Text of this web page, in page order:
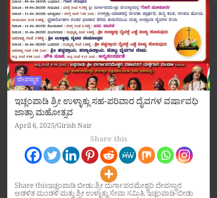
ದೇವಸ್ಥಾನ
ಇಚ್ಲಂಪಾಡಿ ಶ್ರೀ ಉಳ್ಳಾಕ್ಲು ಸಹ-ಪರಿವಾರ ದೈವಗಳ ವರ್ಷಾವಧಿ
ಜಾತ್ರಾ ಮಹೋತ್ಸವ
April 6, 2025 Girish Nair
Share this
Share thisಇಚ್ಲಂಪಾಡಿ ಬೀಡು:ಶ್ರೀ ದುರ್ಗಾಪರಮೇಶ್ವರಿ ದೇವಸ್ಥಾನ
ಆಡಳಿತ ಮಂಡಳಿ ಮತ್ತು ಶ್ರೀ ಉಳ್ಳಾಕ್ಲು ಸೇವಾ ಸಮಿತಿ, ಇಚ್ಲಂಪಾಡಿ-ಬೀಡು